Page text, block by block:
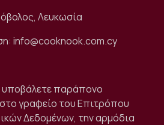
Λευκωσία
info@cooknook.com.cy
υποβάλετε παράπονο
γραφείο του Επιτρόπου
Δεδομένων, την αρμόδια